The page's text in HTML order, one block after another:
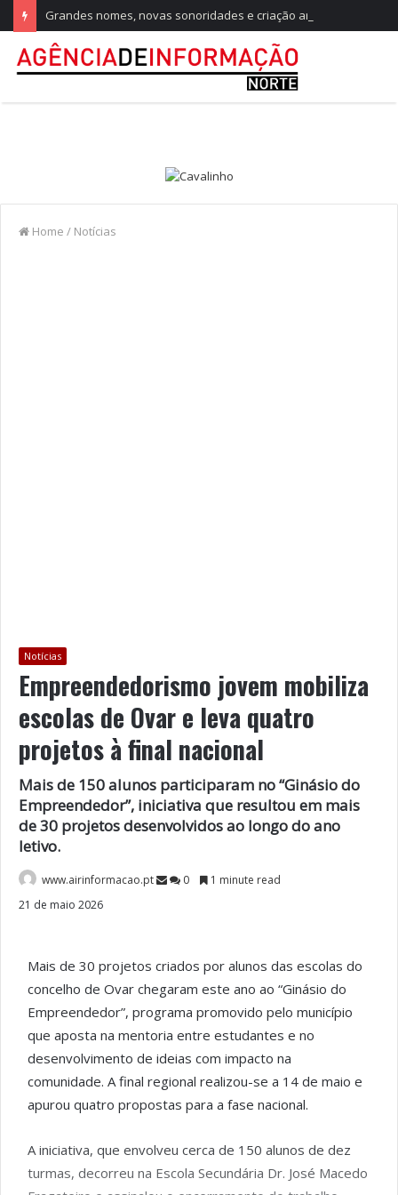
Home / Notícias
Notícias
Empreendedorismo jovem mobiliza
escolas de Ovar e leva quatro
projetos à final nacional
Mais de 150 alunos participaram no “Ginásio do
Empreendedor”, iniciativa que resultou em mais
de 30 projetos desenvolvidos ao longo do ano
letivo.
www.airinformacao.pt 0
1 minute read
21 de maio 2026
Mais de 30 projetos criados por alunos das escolas do
concelho de Ovar chegaram este ano ao “Ginásio do
Empreendedor”, programa promovido pelo município
que aposta na mentoria entre estudantes e no
desenvolvimento de ideias com impacto na
comunidade. A final regional realizou-se a 14 de maio e
apurou quatro propostas para a fase nacional.
A iniciativa, que envolveu cerca de 150 alunos de dez
turmas, decorreu na Escola Secundária Dr. José Macedo